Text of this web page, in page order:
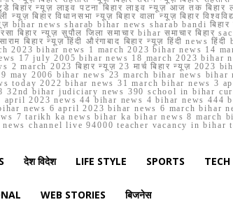
बिहार न्यूज़ लाइव पटना बिहार लाइव न्यूज़ आज तक
न्यूज़ बिहार विधानसभा न्यूज़ बिहार वाला न्यूज़ बिहार
bihar news sharab bihar news sharab bandi बिहार
बिहार न्यूज़ सुपौल जिला समाचार bihar समाचार बिहार
बिहार न्यूज़ हिंदी औरंगाबाद बिहार न्यूज़ हिंदी
2023 bihar news 1 march 2023 bihar news 14
17 july 2005 bihar news 18 march 2023 bihar
2 march 2023 बिहार न्यूज़ 23 मार्च बिहार न्यूज़
may 2006 bihar news 23 march bihar news
today 2022 bihar news 31 march bihar news 3
bihar judiciary news 390 school in bihar
2023 news 44 bihar news 4 bihar news
news 6 april 2023 bihar news 6 march bihar
7 tarikh ka news bihar ka bihar news 8
channel live 94000 teacher vacancy in
देश विदेश LIFE STYLE SPORTS
WEB STORIES बिजनेस